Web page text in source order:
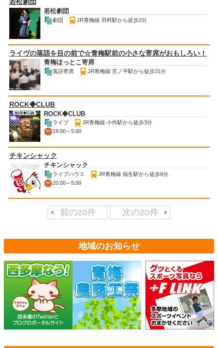
若松劇団
若松劇団
劇団 JR青梅線 羽村駅から徒歩2分
ライヴの落語を目の前で☆青梅駅前の小さな寄席がおもしろい！
青梅ほっとこ寄席
落語寄席 JR青梅線 宮ノ平駅から徒歩31分
ROCK◆CLUB
ROCK◆CLUB
ライブ
JR青梅線 小作駅から徒歩3分
19:00～5:00
チキンシャック
チキンシャック
ライブハウス
JR青梅線 福生駅から徒歩6分
20:00～5:00
前の20件 次の20件
地域のお知らせ